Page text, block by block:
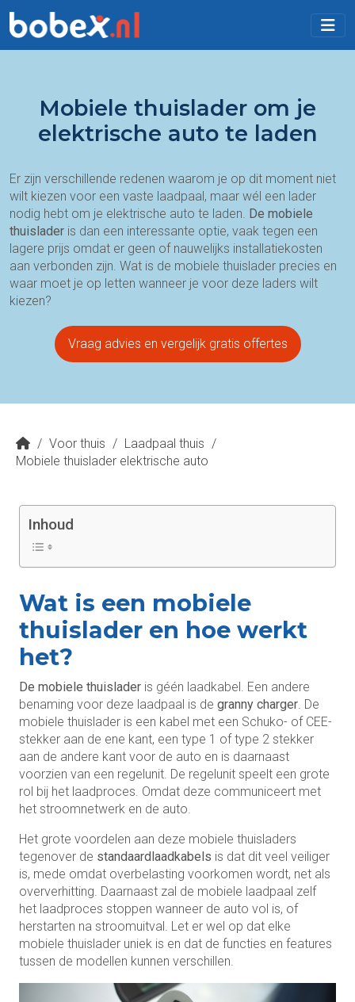
Mobiele thuislader om je
elektrische auto te laden
Er zijn verschillende redenen waarom je op dit moment niet
wilt kiezen voor een vaste laadpaal, maar wél een lader
nodig hebt om je elektrische auto te laden. De mobiele
thuislader is dan een interessante optie, vaak tegen een
lagere prijs omdat er geen of nauwelijks installatiekosten
aan verbonden zijn. Wat is de mobiele thuislader precies en
waar moet je op letten wanneer je voor deze laders wilt
kiezen?
Vraag advies en vergelijk gratis offertes
/ Voor thuis / Laadpaal thuis /
Mobiele thuislader elektrische auto
Inhoud
Wat is een mobiele
thuislader en hoe werkt
het?
De mobiele thuislader is géén laadkabel. Een andere
benaming voor deze laadpaal is de granny charger. De
mobiele thuislader is een kabel met een Schuko- of CEE-
stekker aan de ene kant, een type 1 of type 2 stekker
aan de andere kant voor de auto en is daarnaast
voorzien van een regelunit. De regelunit speelt een grote
rol bij het laadproces. Omdat deze communiceert met
het stroomnetwerk en de auto.
Het grote voordelen aan deze mobiele thuisladers
tegenover de standaardlaadkabels is dat dit veel veiliger
is, mede omdat overbelasting voorkomen wordt, net als
oververhitting. Daarnaast zal de mobiele laadpaal zelf
het laadproces stoppen wanneer de auto vol is, of
herstarten na stroomuitval. Let er wel op dat elke
mobiele thuislader uniek is en dat de functies en features
tussen de modellen kunnen verschillen.